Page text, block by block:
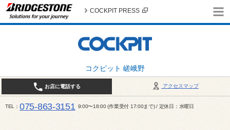
コクピット 嵯峨野
COCKPIT PRESS
アクセスマップ
お店に電話する
TEL 075-863-3151 9:00〜18:00 (作業受付 17:00まで) / 定休日：水曜日